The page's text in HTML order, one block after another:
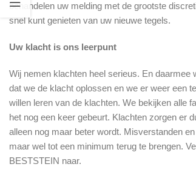
behandelen uw melding met de grootste
snel kunt genieten van uw nieuwe tegels.
Uw klacht is ons leerpunt
Wij nemen klachten heel serieus. En daarmee
dat we de klacht oplossen en we er weer een
willen leren van de klachten. We bekijken alle
het nog een keer gebeurt. Klachten zorgen er
alleen nog maar beter wordt. Misverstanden
maar wel tot een minimum terug te brengen.
BESTSTEIN naar.